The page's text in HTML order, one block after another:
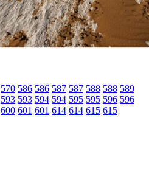
570 586 586 587 587 588 588 589
593 593 594 594 595 595 596 596
600 601 601 614 614 615 615